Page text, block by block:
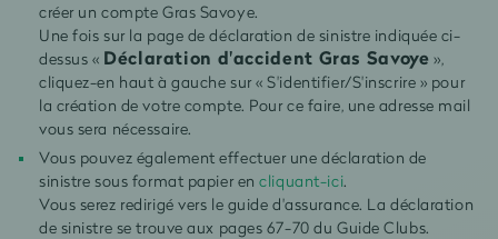
créer un compte Gras Savoye.
Une fois sur la page de déclaration de sinistre indiquée ci-
dessus « Déclaration d'accident Gras Savoye »,
cliquez-en haut à gauche sur « S'identifier/S'inscrire » pour
la création de votre compte. Pour ce faire, une adresse mail
vous sera nécessaire.
Vous pouvez également effectuer une déclaration de
sinistre sous format papier en cliquant-ici.
Vous serez redirigé vers le guide d'assurance. La déclaration
de sinistre se trouve aux pages 67-70 du Guide Clubs.